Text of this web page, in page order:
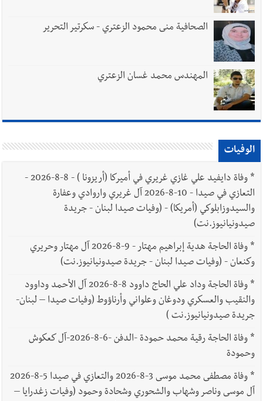
الصحافية منى محمود الزعتري - سكرتير التحرير
المهندس محمد غسان الزعتري
الوفيات
*
وفاة دايفيد علي غازي غريري في أميركا (أريزونا ) - 8-8-2026 -
التعازي في صيدا - 10-8-2026 آل غريري واروادي وعفارة
والسيدوزابلوكي (أمريكا) - (وفيات صيدا لبنان - جريدة
صيدونيانيوز.نت)
*
وفاة الحاجة هدية إبراهيم مهتار - 9-8-2026 آل مهتار وحريري
وكنعان - (وفيات صيدا لبنان - جريدة صيدونيانيوز.نت)
*
وفاة الحاجة وداد علي الحاج داوود 8-8-2026 آل الأحمد وداوود
والنقيب والعسكري ودوغان وعلواني وأرناؤوط (وفيات صيدا – لبنان-
جريدة صيدونيانيوز.نت )
*
وفاة الحاجة رقية محمد حمودة -الدفن -6-8-2026-آل كعكوش
وحمودة
*
وفاة مصطفى محمد موسى 3-8-2026 والتعازي في صيدا 5-8-2026
آل موسى وناصر وشهاب والشحوري وشحادة وحمود (وفيات زغدرايا –